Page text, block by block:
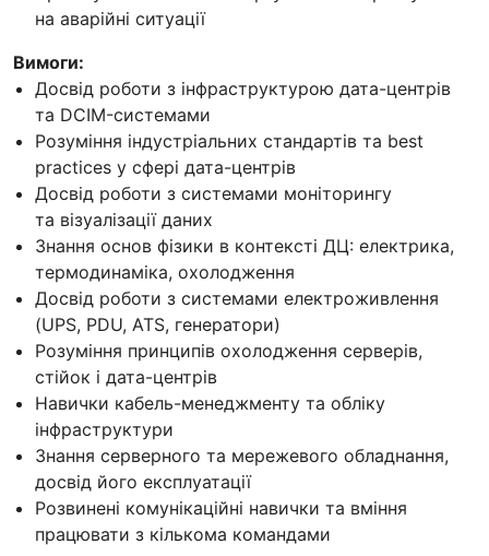
на аварійні ситуації
Вимоги:
Досвід роботи з інфраструктурою дата-центрів
та DCIM-системами
Розуміння індустріальних стандартів та best
practices у сфері дата-центрів
Досвід роботи з системами моніторингу
та візуалізації даних
Знання основ фізики в контексті ДЦ: електрика,
термодинаміка, охолодження
Досвід роботи з системами електроживлення
(UPS, PDU, ATS, генератори)
Розуміння принципів охолодження серверів,
стійок і дата-центрів
Навички кабель-менеджменту та обліку
інфраструктури
Знання серверного та мережевого обладнання,
досвід його експлуатації
Розвинені комунікаційні навички та вміння
працювати з кількома командами